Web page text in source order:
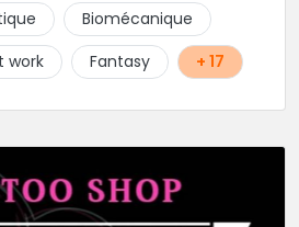
Biomécanique
work Fantasy + 17